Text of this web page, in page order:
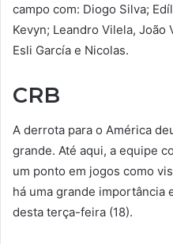
campo com: Diogo Silva;
Kevyn; Leandro Vilela, João
Esli García e Nicolas.
CRB
A derrota para o América
grande. Até aqui, a equipe
um ponto em jogos como
há uma grande importância
desta terça-feira (18).